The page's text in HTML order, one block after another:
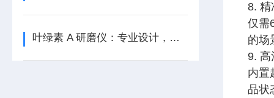
叶绿素 A 研磨仪：专业设计，满足多样实验需求
8. 精
仅需
的场
9. 高
内置
品状